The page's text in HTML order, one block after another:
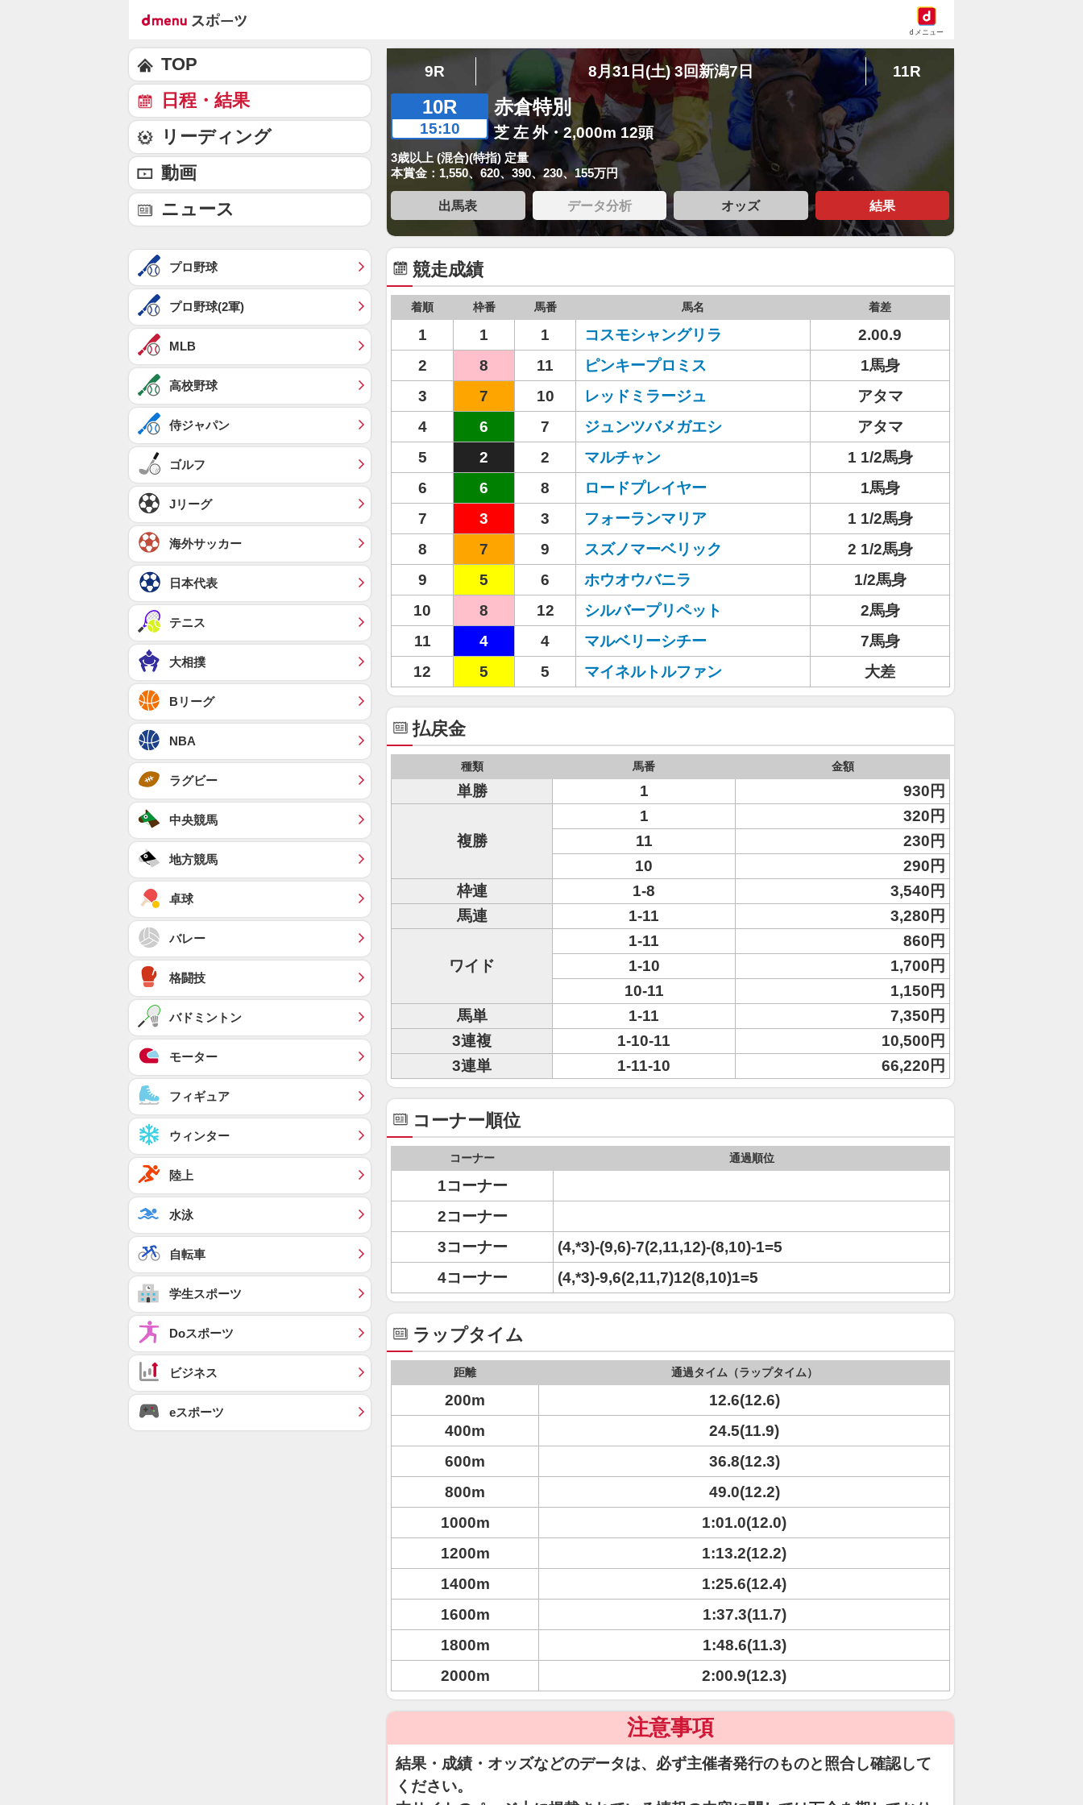
dメニュー
9R 8月31日(土) 3回新潟7日 11R
10R
15:10
赤倉特別
芝 左 外・2,000m 12頭
3歳以上 (混合)(特指) 定量
本賞金：1,550、620、390、230、155万円
出馬表 データ分析 オッズ 結果
競走成績
着順 枠番 馬番 馬名 着差
1 1 1 コスモシャングリラ
2.00.9
2
8 11 ピンキープロミス
1馬身
3
7 10 レッドミラージュ
アタマ
4
6 7 ジュンツバメガエシ
アタマ
5
2 2 マルチャン
1 1/2馬身
6
6 8 ロードプレイヤー
1馬身
7
3 3 フォーランマリア
1 1/2馬身
8
7 9 スズノマーベリック
2 1/2馬身
9
5 6 ホウオウバニラ
1/2馬身
10
8 12 シルバープリペット
2馬身
11
4 4 マルベリーシチー
7馬身
12
5 5 マイネルトルファン 大差
払戻金
種類 馬番 金額
単勝 1 930円
複勝
1
320円
11
230円
10
290円
枠連
1-8
3,540円
馬連
1-11 3,280円
ワイド
1-11
860円
1-10
1,700円
10-11
1,150円
馬単
1-11
7,350円
3連複
1-10-11
10,500円
3連単
1-11-10 66,220円
コーナー順位
コーナー 通過順位
1コーナー
2コーナー
3コーナー
(4,*3)-(9,6)-7(2,11,12)-(8,10)-1=5
4コーナー
(4,*3)-9,6(2,11,7)12(8,10)1=5
ラップタイム
距離 通過タイム（ラップタイム）
200m
12.6(12.6)
400m
24.5(11.9)
600m
36.8(12.3)
800m
49.0(12.2)
1000m
1:01.0(12.0)
1200m
1:13.2(12.2)
1400m
1:25.6(12.4)
1600m
1:37.3(11.7)
1800m
1:48.6(11.3)
2000m
2:00.9(12.3)
注意事項
結果・成績・オッズなどのデータは、必ず主催者発行のものと照合し確認して
ください。
TOP
日程・結果
リーディング
動画
ニュース
プロ野球
プロ野球(2軍)
MLB
高校野球
侍ジャパン
ゴルフ
Jリーグ
海外サッカー
日本代表
テニス
大相撲
Bリーグ
NBA
ラグビー
中央競馬
地方競馬
卓球
バレー
格闘技
バドミントン
モーター
フィギュア
ウィンター
陸上
水泳
自転車
学生スポーツ
Doスポーツ
ビジネス
eスポーツ